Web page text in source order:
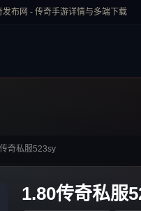
布网 - 传奇手游详情与多端下载
奇私服523sy
1.80传奇私服